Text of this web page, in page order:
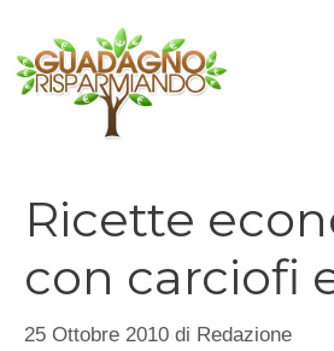
contenuto
Ricette
con carciofi
25 Ottobre 2010 di Redazione